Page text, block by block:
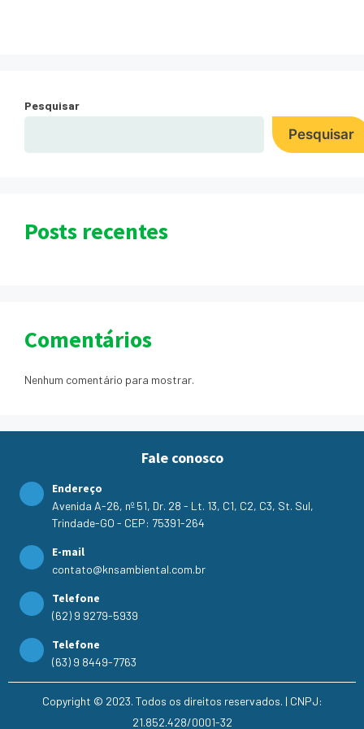
Pesquisar
Pesquisar
Posts recentes
Comentários
Nenhum comentário para mostrar.
Fale conosco
Endereço
Avenida A-26, nº 51, Dr. 28 - Lt. 13, C1, C2, C3, St. Sul,
Trindade-GO - CEP: 75391-264
E-mail
contato@knsambiental.com.br
Telefone
(62) 9 9279-5939
Telefone
(63) 9 8449-7763
Copyright © 2023. Todos os direitos reservados. | CNPJ:
21.852.428/0001-32